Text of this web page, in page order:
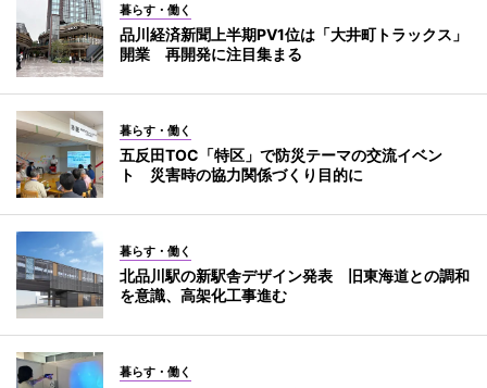
暮らす・働く
品川経済新聞上半期PV1位は「大井町トラックス」
開業 再開発に注目集まる
暮らす・働く
五反田TOC「特区」で防災テーマの交流イベン
ト 災害時の協力関係づくり目的に
暮らす・働く
北品川駅の新駅舎デザイン発表 旧東海道との調和
を意識、高架化工事進む
暮らす・働く